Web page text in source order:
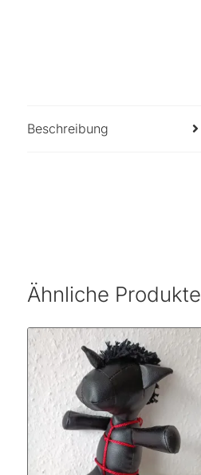
Beschreibung
Ähnliche Produkte